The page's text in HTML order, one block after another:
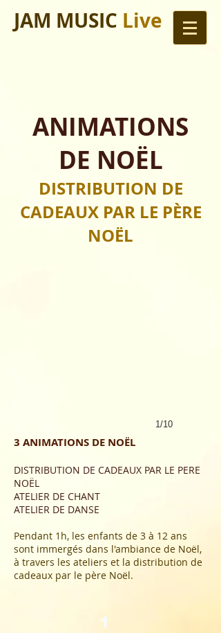
JAM MUSIC Live
ANIMATIONS
DE NOËL
DISTRIBUTION DE
CADEAUX PAR LE PÈRE
NOËL
1/10
3 ANIMATIONS DE NOËL
DISTRIBUTION DE CADEAUX PAR LE PERE
NOËL
ATELIER DE CHANT
ATELIER DE DANSE
Pendant 1h, les enfants de 3 à 12 ans
sont immergés dans l'ambiance de Noël,
à travers les ateliers et la distribution de
cadeaux par le père Noël.
1